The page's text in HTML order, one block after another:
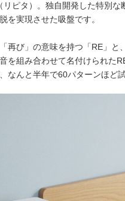
リピタ）。独自開発した特別
を実現させた吸盤です。
「再び」の意味を持つ「RE」と
音を組み合わせて名付けられた
なんと半年で60パターンほど